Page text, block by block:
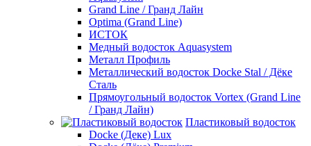
Grand Line / Гранд Лайн
Optima (Grand Line)
ИСТОК
Медный водосток Aquasystem
Металл Профиль
Металлический водосток Docke Stal / Дёке
Сталь
Прямоугольный водосток Vortex (Grand Line
/ Гранд Лайн)
Пластиковый водосток
Docke (Деке) Lux